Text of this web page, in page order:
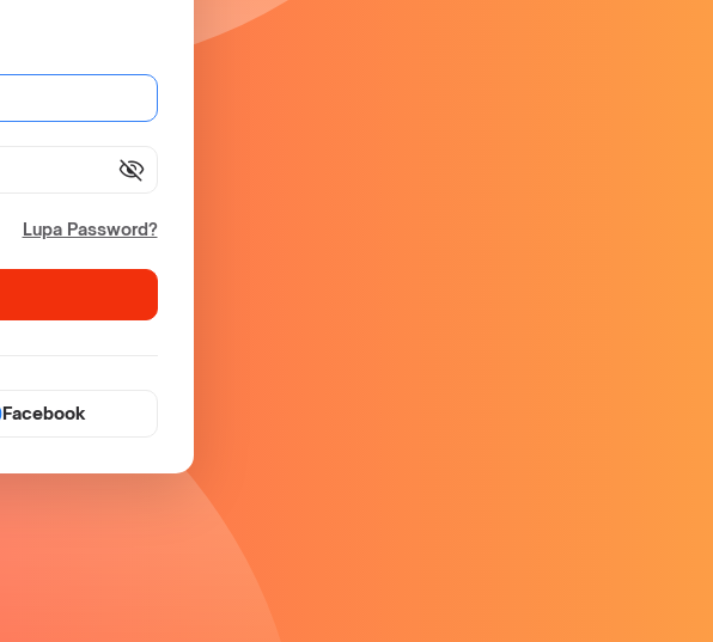
visibility_off
Lupa Password?
Facebook